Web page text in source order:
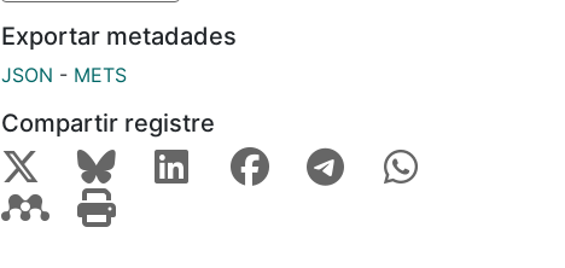
Exportar metadades
JSON - METS
Compartir registre